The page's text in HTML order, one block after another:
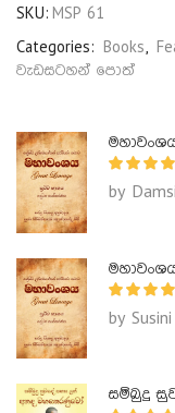
SKU: MSP 61
Categories:
Books,
වැඩසටහන් පොත්
by
by